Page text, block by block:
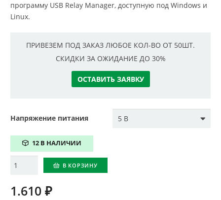
программу USB Relay Manager, доступную под Windows и
Linux.
ПРИВЕЗЕМ ПОД ЗАКАЗ ЛЮБОЕ КОЛ-ВО ОТ 50ШТ.
СКИДКИ ЗА ОЖИДАНИЕ ДО 30%
ОСТАВИТЬ ЗАЯВКУ
Напряжение питания
12 В НАЛИЧИИ
Количество В КОРЗИНУ
1.610 ₽